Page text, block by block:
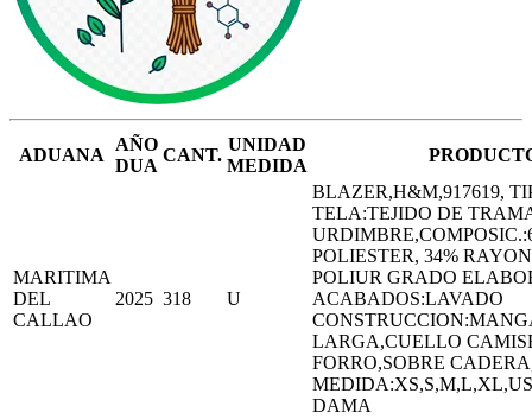
ADUANA
AÑO
DUA
CANT.
UNIDAD
MEDIDA
MARITIMA
DEL
CALLAO
2025 318 U
BLAZER,H&M,917619,
TELA:TEJIDO DE
POLIESTER, 34%
POLIUR GRADO
ACABADOS:LAVADO
LARGA,CUELLO
FORRO,SOBRE
DAMA